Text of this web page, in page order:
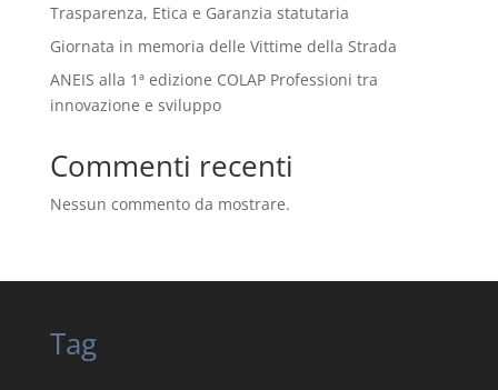
Trasparenza, Etica e Garanzia statutaria
Giornata in memoria delle Vittime della Strada
ANEIS alla 1ª edizione COLAP Professioni tra
innovazione e sviluppo
Commenti recenti
Nessun commento da mostrare.
Tag